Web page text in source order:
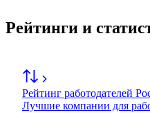
Рейтинги и
Рейтинг работодателей
Лучшие компании для